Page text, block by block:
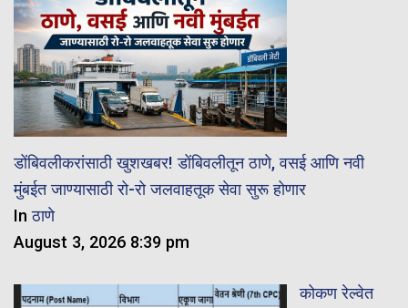
डोंबिवलीकरांसाठी खुशखबर! डोंबिवलीतून ठाणे, वसई आणि नवी
मुंबईत जाण्यासाठी रो-रो जलवाहतूक सेवा सुरू होणार
Inठाणे
August 3, 2026 8:39 pm
कोकण रेल्वेत